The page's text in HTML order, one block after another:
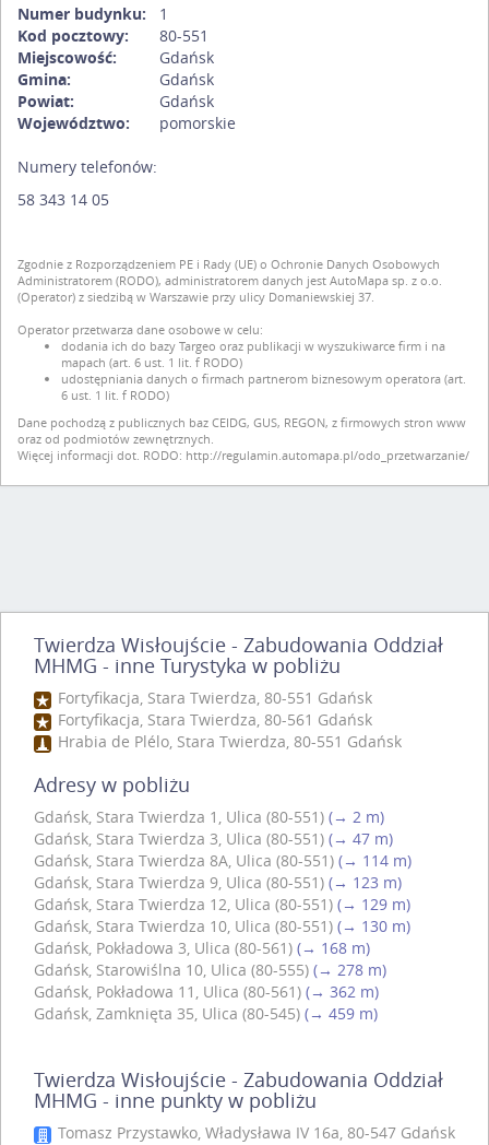
Numer budynku:
1
Kod pocztowy:
80-551
Miejscowość:
Gdańsk
Gmina:
Gdańsk
Powiat:
Gdańsk
Województwo:
pomorskie
Numery telefonów:
58 343 14 05
Zgodnie z Rozporządzeniem PE i Rady (UE) o Ochronie Danych Osobowych
Administratorem (RODO), administratorem danych jest AutoMapa sp. z o.o.
(Operator) z siedzibą w Warszawie przy ulicy Domaniewskiej 37.
Operator przetwarza dane osobowe w celu:
dodania ich do bazy Targeo oraz publikacji w wyszukiwarce firm i na
mapach (art. 6 ust. 1 lit. f RODO)
udostępniania danych o firmach partnerom biznesowym operatora (art.
6 ust. 1 lit. f RODO)
Dane pochodzą z publicznych baz CEIDG, GUS, REGON, z firmowych stron www
oraz od podmiotów zewnętrznych.
Więcej informacji dot. RODO: http://regulamin.automapa.pl/odo_przetwarzanie/
Twierdza Wisłoujście - Zabudowania Oddział
MHMG - inne Turystyka w pobliżu
Fortyfikacja, Stara Twierdza, 80-551 Gdańsk
Fortyfikacja, Stara Twierdza, 80-561 Gdańsk
Hrabia de Plélo, Stara Twierdza, 80-551 Gdańsk
Adresy w pobliżu
Gdańsk, Stara Twierdza 1, Ulica (80-551) (→ 2 m)
Gdańsk, Stara Twierdza 3, Ulica (80-551) (→ 47 m)
Gdańsk, Stara Twierdza 8A, Ulica (80-551) (→ 114 m)
Gdańsk, Stara Twierdza 9, Ulica (80-551) (→ 123 m)
Gdańsk, Stara Twierdza 12, Ulica (80-551) (→ 129 m)
Gdańsk, Stara Twierdza 10, Ulica (80-551) (→ 130 m)
Gdańsk, Pokładowa 3, Ulica (80-561) (→ 168 m)
Gdańsk, Starowiślna 10, Ulica (80-555) (→ 278 m)
Gdańsk, Pokładowa 11, Ulica (80-561) (→ 362 m)
Gdańsk, Zamknięta 35, Ulica (80-545) (→ 459 m)
Twierdza Wisłoujście - Zabudowania Oddział
MHMG - inne punkty w pobliżu
Tomasz Przystawko, Władysława IV 16a, 80-547 Gdańsk